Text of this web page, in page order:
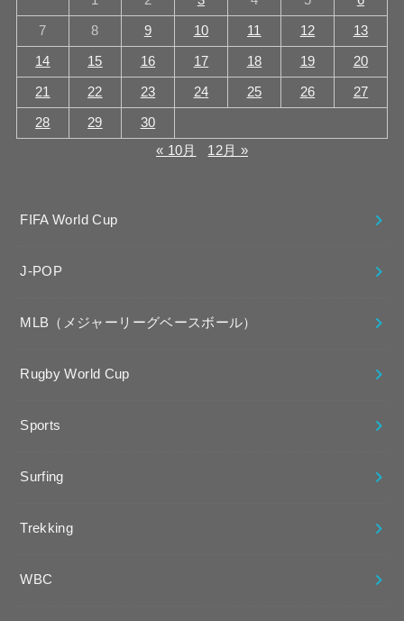
7 8 9 10 11 12 13
14 15 16 17 18 19 20
21 22 23 24 25 26 27
28 29
30
« 10月
12月 »
FIFA World Cup
J-POP
MLB（メジャーリーグベースボール）
Rugby World Cup
Sports
Surfing
Trekking
WBC